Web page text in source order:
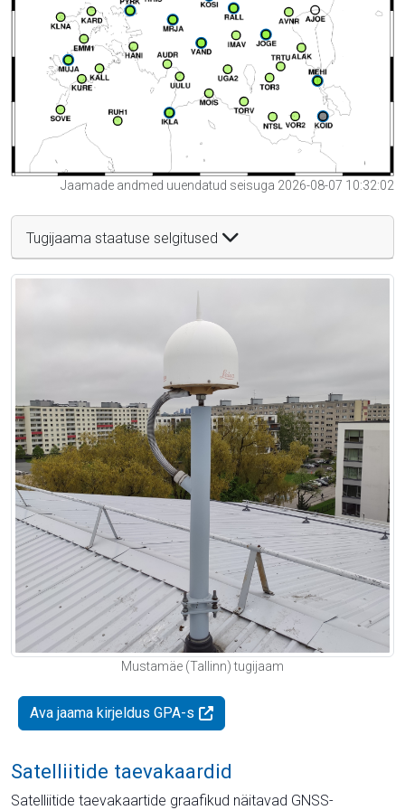
Jaamade andmed uuendatud seisuga 2026-08-07 10:32:02
Tugijaama staatuse selgitused
Mustamäe (Tallinn) tugijaam
Ava jaama kirjeldus GPA-s
Satelliitide taevakaardid
Satelliitide taevakaartide graafikud näitavad GNSS-